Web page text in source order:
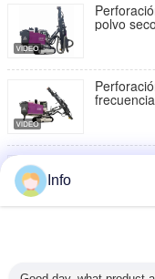
polvo
DTH
Máquina
varilla
Info